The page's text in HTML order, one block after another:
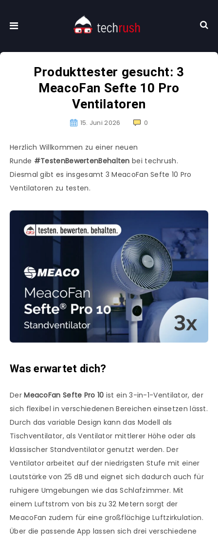
Produkttester gesucht: 3
MeacoFan Sefte 10 Pro
Ventilatoren
15. Juni 2026 0
Herzlich Willkommen zu einer neuen
Runde #TestenBewertenBehalten bei techrush.
Diesmal gibt es insgesamt 3 MeacoFan Sefte 10 Pro
Ventilatoren zu testen.
Was erwartet dich?
DerMeacoFan Sefte Pro 10 ist ein 3-in-1-Ventilator, der
sich flexibel in verschiedenen Bereichen einsetzen lässt.
Durch das variable Design kann das Modell als
Tischventilator, als Ventilator mittlerer Höhe oder als
klassischer Standventilator genutzt werden. Der
Ventilator arbeitet auf der niedrigsten Stufe mit einer
Lautstärke von 25 dB und eignet sich dadurch auch für
ruhigere Umgebungen wie das Schlafzimmer. Mit
einem Luftstrom von bis zu 32 Metern sorgt der
MeacoFan zudem für eine großflächige Luftzirkulation.
Über die passende App lassen sich drei verschiedene